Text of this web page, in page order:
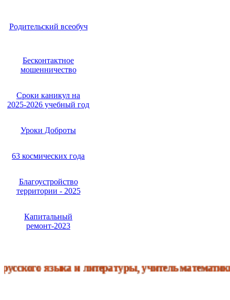
Родительский всеобуч
Бесконтактное
мошенничество
Сроки каникул на
2025-2026 учебный год
Уроки Доброты
63 космических года
Благоустройство
территории - 2025
Капитальный
ремонт-2023
языка и литературы, учитель